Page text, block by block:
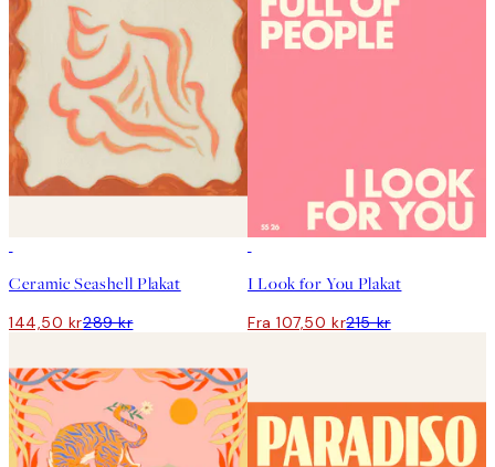
Ceramic Seashell Plakat
144,50 kr289 kr
I Look for You Plakat
Fra 107,50 kr215 kr